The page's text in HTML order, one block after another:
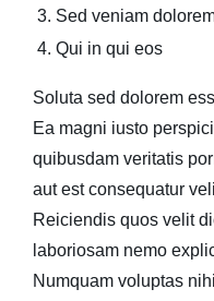
Sed veniam
Qui in qui eos
Soluta sed dolorem
Ea magni iusto
quibusdam veritatis
aut est consequatur
Reiciendis quos velit
laboriosam nemo
Numquam voluptas